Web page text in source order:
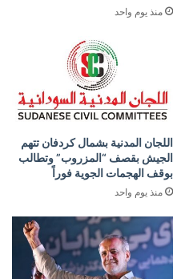
منذ يوم واحد
اللجان المدنية بشمال كردفان تتهم
الجيش بقصف “المزروب” وتطالب
بوقف الهجمات الجوية فوراً
منذ يوم واحد